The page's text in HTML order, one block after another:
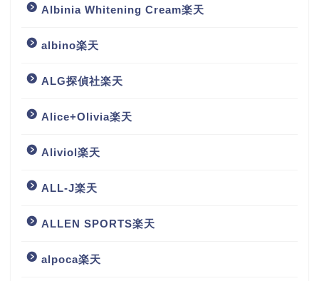
Albinia Whitening Cream楽天
albino楽天
ALG探偵社楽天
Alice+Olivia楽天
Aliviol楽天
ALL-J楽天
ALLEN SPORTS楽天
alpoca楽天